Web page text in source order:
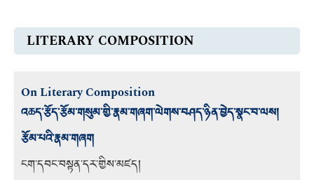
LITERARY COMPOSITION
On Literary Composition
འཆད་རྩོད་རྩོམ་གསུམ་གྱི་རྣམ་གཞག་ལེགས་བཤད་ཉིན་བྱེད་སྣང་བ་ལས།
རྩོམ་པའི་རྣམ་གཞག
ངག་དབང་བསྟན་དར་གྱིས་མཛད།